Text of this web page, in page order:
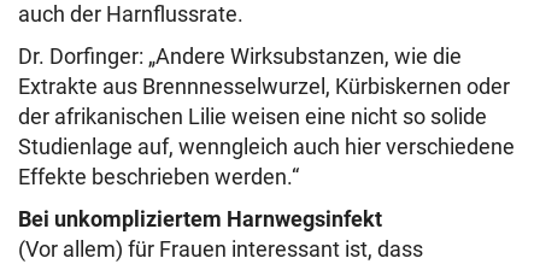
auch der Harnflussrate.
Dr. Dorfinger: „Andere Wirksubstanzen, wie die
Extrakte aus Brennnesselwurzel, Kürbiskernen oder
der afrikanischen Lilie weisen eine nicht so solide
Studienlage auf, wenngleich auch hier verschiedene
Effekte beschrieben werden.“
Bei unkompliziertem Harnwegsinfekt
(Vor allem) für Frauen interessant ist, dass